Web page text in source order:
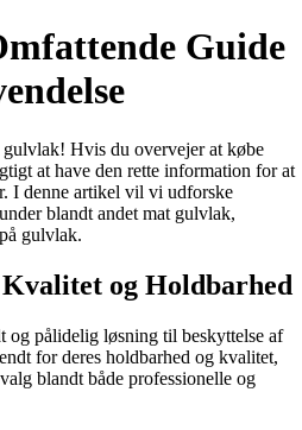
Guide
Hvis du overvejer at købe
at have den rette information for at
I denne artikel vil vi udforske
blandt andet mat gulvlak,
gulvlak.
og Holdbarhed
og pålidelig løsning til beskyttelse af
for deres holdbarhed og kvalitet,
blandt både professionelle og